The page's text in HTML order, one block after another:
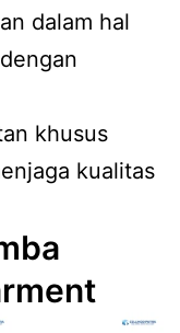
dalam hal
khusus
kualitas